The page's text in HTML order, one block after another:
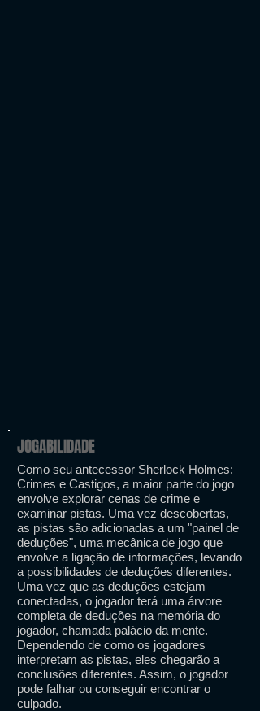
JOGABILIDADE
Como seu antecessor Sherlock Holmes:
Crimes e Castigos, a maior parte do jogo
envolve explorar cenas de crime e
examinar pistas. Uma vez descobertas,
as pistas são adicionadas a um "painel de
deduções", uma mecânica de jogo que
envolve a ligação de informações, levando
a possibilidades de deduções diferentes.
Uma vez que as deduções estejam
conectadas, o jogador terá uma árvore
completa de deduções na memória do
jogador, chamada palácio da mente.
Dependendo de como os jogadores
interpretam as pistas, eles chegarão a
conclusões diferentes. Assim, o jogador
pode falhar ou conseguir encontrar o
culpado.